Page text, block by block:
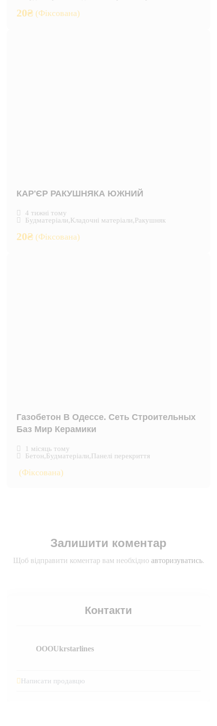
20₴ (Фіксована)
КАР'ЄР РАКУШНЯКА ЮЖНИЙ
4 тижні тому
Будматеріали,Кладочні матеріали,Ракушняк
20₴ (Фіксована)
Газобетон В Одессе. Сеть Строительных
Баз Мир Керамики
1 місяць тому
Бетон,Будматеріали,Панелі перекриття
(Фіксована)
Залишити коментар
Щоб відправити коментар вам необхідно авторизуватись.
Контакти
OOOUkrstarlines
Написати продавцю